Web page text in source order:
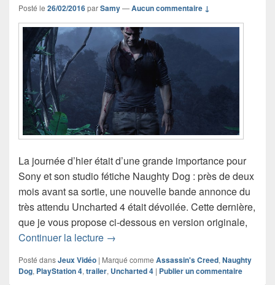
Posté le 26/02/2016parSamy—Aucun commentaire ↓
La journée d’hier était d’une grande importance pour
Sony et son studio fétiche Naughty Dog : près de deux
mois avant sa sortie, une nouvelle bande annonce du
très attendu Uncharted 4 était dévoilée. Cette dernière,
que je vous propose ci-dessous en version originale,
Continuer la lecture Uncharted 4 : un trailer sublime
→
Posté dansJeux Vidéo | Marqué comme Assassin's Creed, Naughty
Dog, PlayStation 4, trailer, Uncharted 4 | Publier un commentaire